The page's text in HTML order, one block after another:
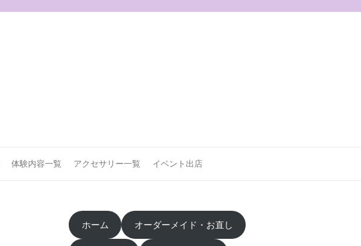
体験内容一覧 アクセサリー一覧 イベント出店
ホーム オーダーメイド・お直し